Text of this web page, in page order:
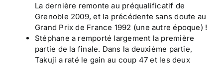
La dernière remonte au préqualificatif de
Grenoble 2009, et la précédente sans doute au
Grand Prix de France 1992 (une autre époque) !
Stéphane a remporté largement la première
partie de la finale. Dans la deuxième partie,
Takuji a raté le gain au coup 47 et les deux